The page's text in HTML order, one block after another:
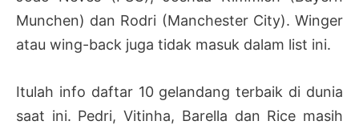
Munchen) dan Rodri (Manchester City). Winger
atau wing-back juga tidak masuk dalam list ini.
Itulah info daftar 10 gelandang terbaik di dunia
saat ini. Pedri, Vitinha, Barella dan Rice masih